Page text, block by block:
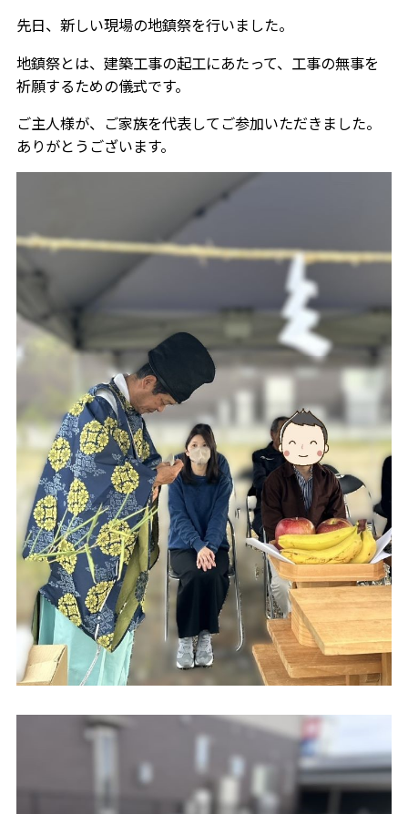
先日、新しい現場の地鎮祭を行いました。
地鎮祭とは、建築工事の起工にあたって、工事の無事を
祈願するための儀式です。
ご主人様が、ご家族を代表してご参加いただきました。
ありがとうございます。